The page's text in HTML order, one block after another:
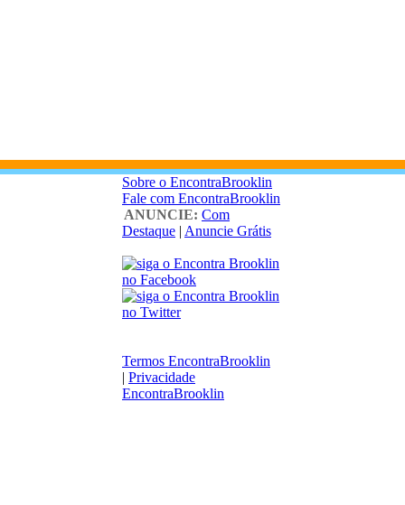
Sobre o EncontraBrooklin
Fale com EncontraBrooklin
ANUNCIE: Com
Destaque | Anuncie Grátis
Termos EncontraBrooklin
| Privacidade
EncontraBrooklin